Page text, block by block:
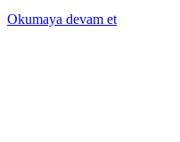
Okumaya devam et